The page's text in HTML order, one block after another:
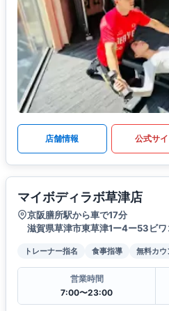
店舗情報 公式サイ
マイボディラボ草津店
京阪膳所駅から車で17分
滋賀県草津市東草津1ー4ー53ビ
トレーナー指名 食事指導 無料カウ
営業時間
7:00〜23:00